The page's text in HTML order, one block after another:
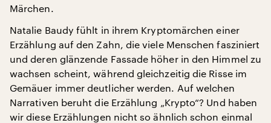
Märchen.
Natalie Baudy fühlt in ihrem Kryptomärchen einer
Erzählung auf den Zahn, die viele Menschen fasziniert
und deren glänzende Fassade höher in den Himmel zu
wachsen scheint, während gleichzeitig die Risse im
Gemäuer immer deutlicher werden. Auf welchen
Narrativen beruht die Erzählung „Krypto“? Und haben
wir diese Erzählungen nicht so ähnlich schon einmal